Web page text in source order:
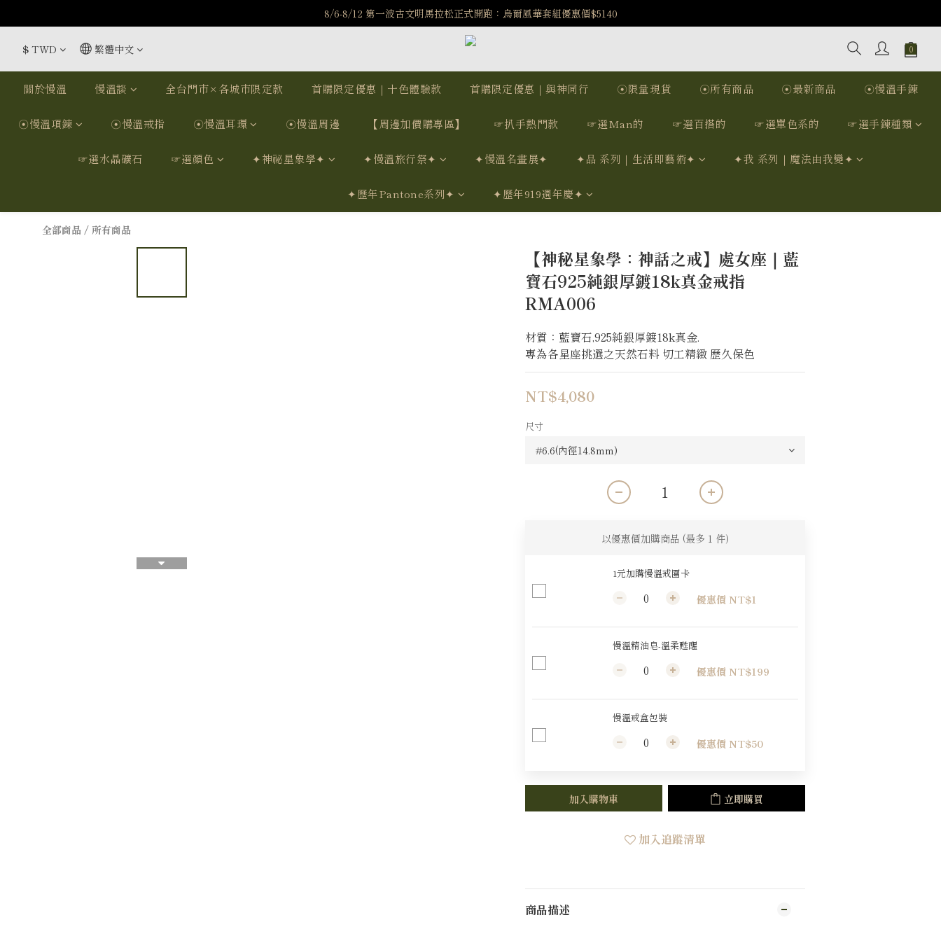
️8/6-8/12 第一波古文明馬拉松正式開跑：烏爾風華套組優惠價$5140
️8/6-8/12 第一波古文明馬拉松正式開跑：烏爾風華套組優惠價$5140
7/15-8/25 神秘星象學系列｜獅子座時區 項鍊 X 戒指 X 手鍊 享福利
️8/6-8/12 第一波古文明馬拉松正式開跑：烏爾風華套組優惠價$5140
$ TWD 繁體中文
關於慢溫 慢溫談 全台門市×各城市限定款 首購限定優惠｜十色體驗款 首購限定優惠｜與神同行 ☉限量現貨 ☉所有商品 ☉最新商品 ☉慢溫手鍊
☉慢溫項鍊 ☉慢溫戒指 ☉慢溫耳環 ☉慢溫周邊 【周邊加價購專區】 ☞扒手熱門款 ☞選Man的 ☞選百搭的 ☞選單色系的 ☞選手鍊種類
☞選水晶礦石 ☞選顏色 ✦神祕星象學✦ ✦慢溫旅行祭✦ ✦慢溫名畫展✦ ✦品 系列｜生活即藝術✦ ✦我 系列｜魔法由我變✦
✦歷年Pantone系列✦ ✦歷年919週年慶✦
全部商品 / 所有商品
【神秘星象學：神話之戒】處女座｜藍
寶石925純銀厚鍍18k真金戒指
RMA006
材質：藍寶石,925純銀厚鍍18k真金.
專為各星座挑選之天然石料 切工精緻 歷久保色
NT$4,080
尺寸
以優惠價加購商品 (最多 1 件)
1元加購慢溫戒圍卡
優惠價 NT$1
慢溫精油皂-溫柔甦醒
優惠價 NT$199
慢溫戒盒包裝
優惠價 NT$50
加入購物車 立即購買
加入追蹤清單
商品描述